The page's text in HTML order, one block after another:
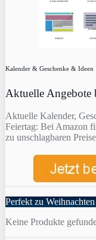
Kalender & Geschenke & Ideen
Aktuelle Angebote
Aktuelle Kalender,
Feiertag: Bei Amazon
zu unschlagbaren
Perfekt zu Weihnachten
Keine Produkte